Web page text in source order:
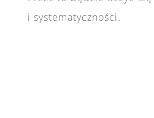
i systematyczności.